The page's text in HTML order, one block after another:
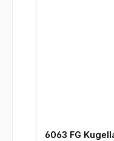
6063 FG